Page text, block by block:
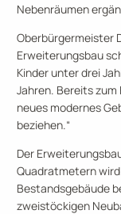
Nebenräumen
Oberbürgermeister
Erweiterungsbau
Kinder unter drei
Jahren. Bereits
neues modernes
beziehen.“
Der
Quadratmetern
Bestandsgebäude
zweistöckigen